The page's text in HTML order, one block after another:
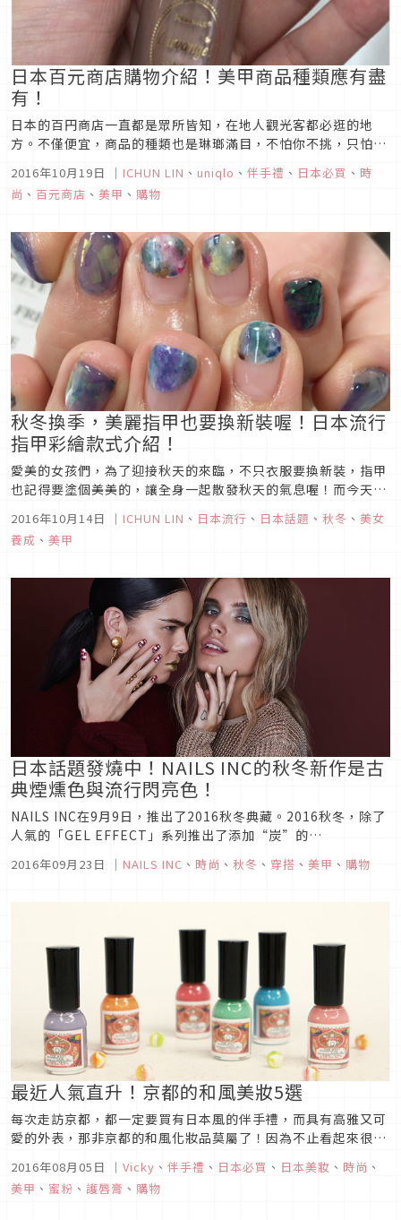
日本百元商店購物介紹！美甲商品種類應有盡
有！
日本的百円商店一直都是眾所皆知，在地人觀光客都必逛的地
方。不僅便宜，商品的種類也是琳瑯滿目，不怕你不挑，只怕挑
們一定都會用到的，指甲油！
2016年10月19日 ｜ ICHUN LIN 、 uniqlo 、 伴手禮 、 日本必買 、 時
尚 、 百元商店 、 美甲 、 購物
秋冬換季，美麗指甲也要換新裝喔！日本流行
指甲彩繪款式介紹！
愛美的女孩們，為了迎接秋天的來臨，不只衣服要換新裝，指甲
也記得要塗個美美的，讓全身一起散發秋天的氣息喔！而今天就
秋天的指甲彩繪，給大家做參考喔！
2016年10月14日 ｜ ICHUN LIN 、 日本流行 、 日本話題 、 秋冬 、 美女
養成 、 美甲
日本話題發燒中！NAILS INC的秋冬新作是古
典煙燻色與流行閃亮色！
NAILS INC在9月9日，推出了2016秋冬典藏。2016秋冬，除了
人氣的「GEL EFFECT」系列推出了添加“炭”的
REFLECTORS」共3種顏色。
2016年09月23日 ｜ NAILS INC 、 時尚 、 秋冬 、 穿搭 、 美甲 、 購物
最近人氣直升！京都的和風美妝5選
每次走訪京都，都一定要買有日本風的伴手禮，而具有高雅又可
愛的外表，那非京都的和風化妝品莫屬了！因為不止看起來很漂
色彩的設計，能突顯女孩們的自然美，簡直就是送禮、自用兩相
宜！一起來看一下最近人氣的京都化妝品五選！
2016年08月05日 ｜ Vicky 、 伴手禮 、 日本必買 、 日本美妝 、 時尚 、
美甲 、 蜜粉 、 護唇膏 、 購物